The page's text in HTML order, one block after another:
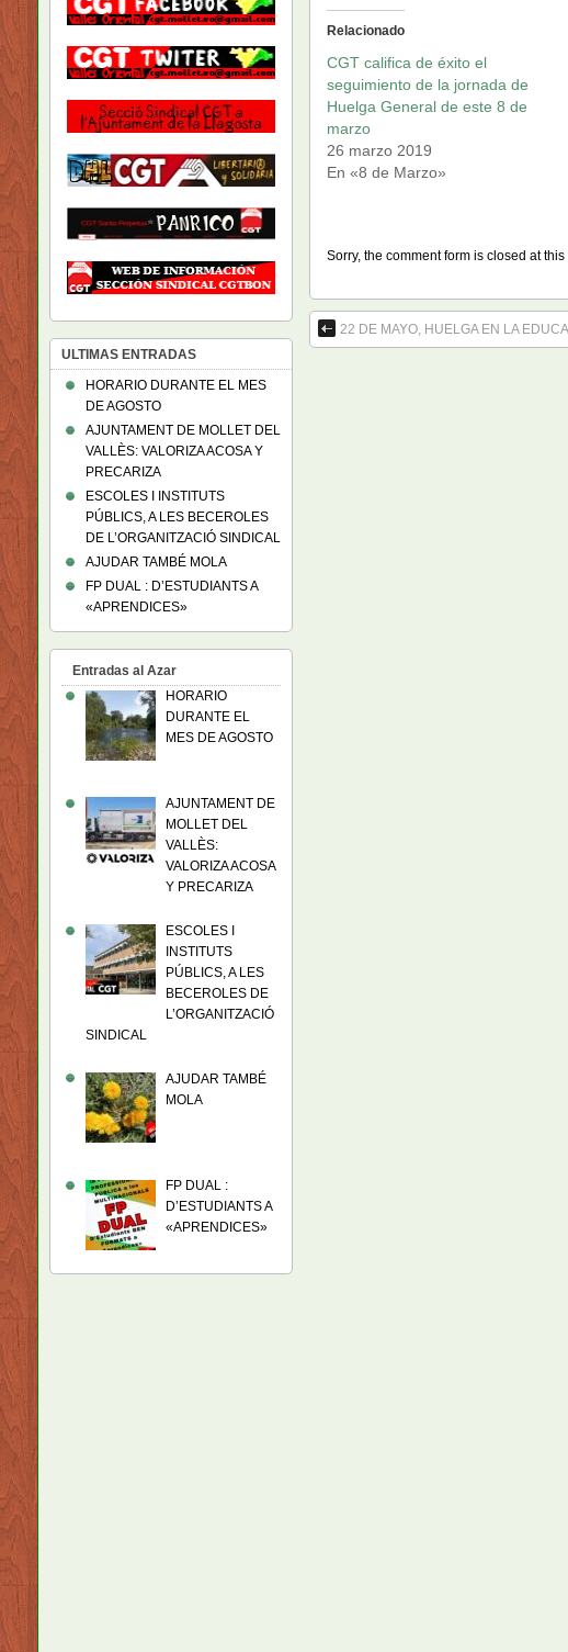
Relacionado
CGT califica de éxito el
seguimiento de la jornada de
Huelga General de este 8 de
marzo
26 marzo 2019
En «8 de Marzo»
Sorry, the comment form is closed at this
22 DE MAYO, HUELGA EN LA
ULTIMAS ENTRADAS
HORARIO DURANTE EL MES
DE AGOSTO
AJUNTAMENT DE MOLLET DEL
VALLÈS: VALORIZA ACOSA Y
PRECARIZA
ESCOLES I INSTITUTS
PÚBLICS, A LES BECEROLES
DE L’ORGANITZACIÓ SINDICAL
AJUDAR TAMBÉ MOLA
FP DUAL : D’ESTUDIANTS A
«APRENDICES»
Entradas al Azar
HORARIO
DURANTE EL
MES DE AGOSTO
AJUNTAMENT DE
MOLLET DEL
VALLÈS:
VALORIZA ACOSA
Y PRECARIZA
ESCOLES I
INSTITUTS
PÚBLICS, A LES
BECEROLES DE
L’ORGANITZACIÓ
SINDICAL
AJUDAR TAMBÉ
MOLA
FP DUAL :
D’ESTUDIANTS A
«APRENDICES»